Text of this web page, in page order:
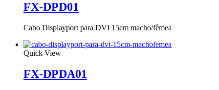
FX-DPD01
Cabo Displayport para DVI 15cm macho/fêmea
Quick View
FX-DPDA01